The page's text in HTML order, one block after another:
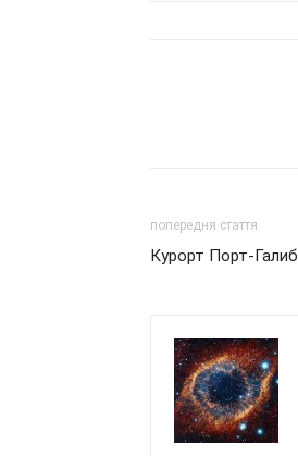
попередня стаття
Курорт Порт-Галиб